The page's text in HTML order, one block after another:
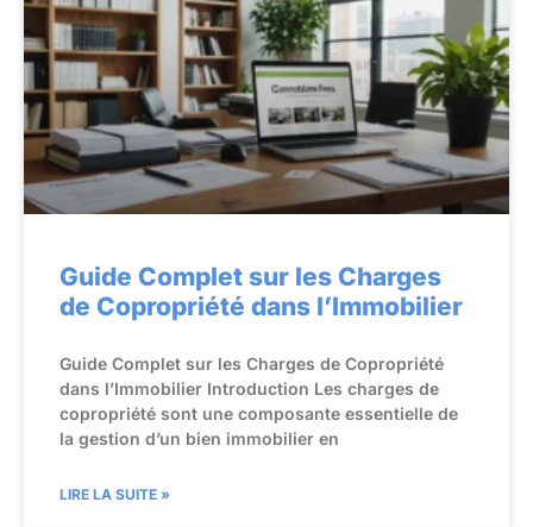
Guide Complet sur les Charges
de Copropriété dans l’Immobilier
Guide Complet sur les Charges de Copropriété
dans l’Immobilier Introduction Les charges de
copropriété sont une composante essentielle de
la gestion d’un bien immobilier en
LIRE LA SUITE »